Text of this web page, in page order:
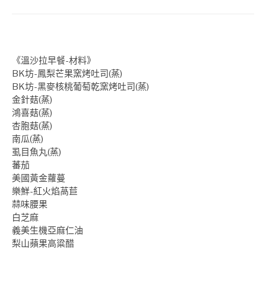
《溫沙拉早餐-材料》
BK坊-鳳梨芒果窯烤吐司(蒸)
BK坊-黑麥核桃葡萄乾窯烤吐司(蒸)
金針菇(蒸)
鴻喜菇(蒸)
杏胞菇(蒸)
南瓜(蒸)
虱目魚丸(蒸)
蕃茄
美國黃金蘿蔓
樂鮮-紅火焰萵苣
蒜味腰果
白芝麻
義美生機亞麻仁油
梨山蘋果高粱醋